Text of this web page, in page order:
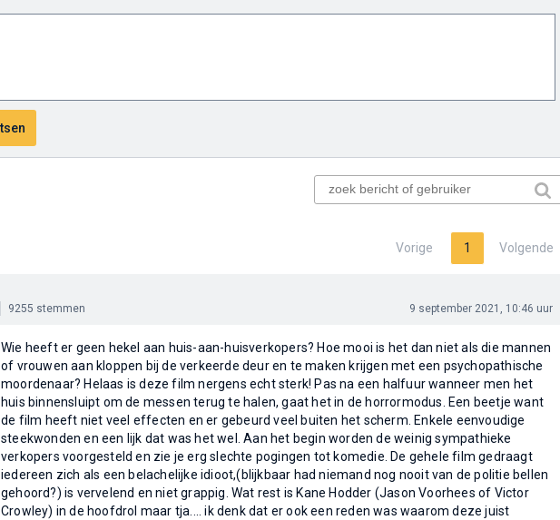
Vorige 1 Volgende
9255 stemmen 9 september 2021, 10:46 uur
Wie heeft er geen hekel aan huis-aan-huisverkopers? Hoe mooi is het dan niet als die mannen
of vrouwen aan kloppen bij de verkeerde deur en te maken krijgen met een psychopathische
moordenaar? Helaas is deze film nergens echt sterk! Pas na een halfuur wanneer men het
huis binnensluipt om de messen terug te halen, gaat het in de horrormodus. Een beetje want
de film heeft niet veel effecten en er gebeurd veel buiten het scherm. Enkele eenvoudige
steekwonden en een lijk dat was het wel. Aan het begin worden de weinig sympathieke
verkopers voorgesteld en zie je erg slechte pogingen tot komedie. De gehele film gedraagt
iedereen zich als een belachelijke idioot,(blijkbaar had niemand nog nooit van de politie bellen
gehoord?) is vervelend en niet grappig. Wat rest is Kane Hodder (Jason Voorhees of Victor
Crowley) in de hoofdrol maar tja.... ik denk dat er ook een reden was waarom deze juist